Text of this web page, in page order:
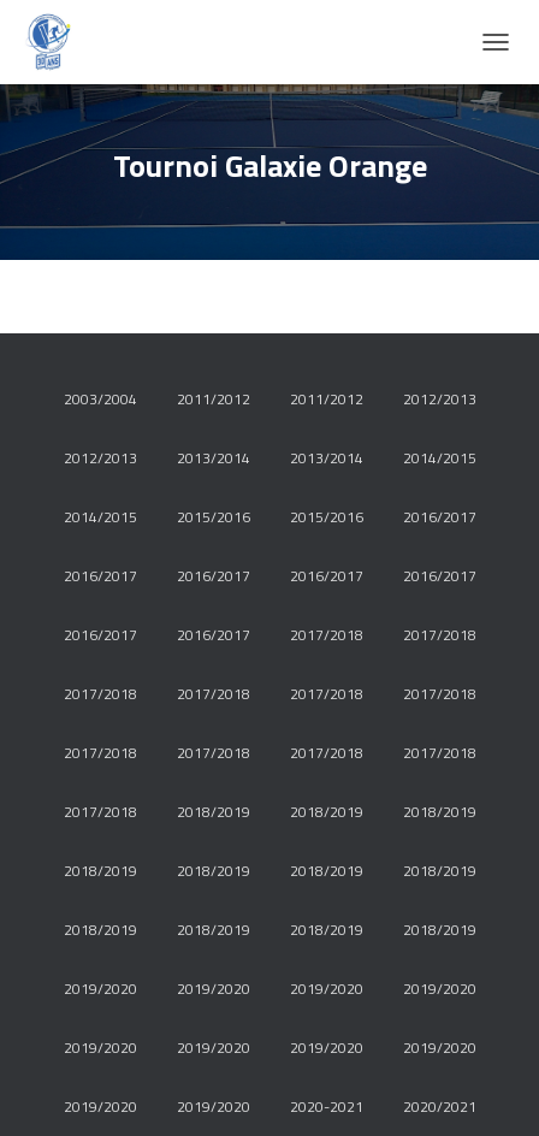
É
P
I
L
N
I
Tournoi Galaxie Orange
2003/2004 2011/2012 2011/2012 2012/2013
2012/2013 2013/2014 2013/2014 2014/2015
2014/2015 2015/2016 2015/2016 2016/2017
2016/2017 2016/2017 2016/2017 2016/2017
2016/2017 2016/2017 2017/2018 2017/2018
2017/2018 2017/2018 2017/2018 2017/2018
2017/2018 2017/2018 2017/2018 2017/2018
2017/2018 2018/2019 2018/2019 2018/2019
2018/2019 2018/2019 2018/2019 2018/2019
2018/2019 2018/2019 2018/2019 2018/2019
2019/2020 2019/2020 2019/2020 2019/2020
2019/2020 2019/2020 2019/2020 2019/2020
2019/2020 2019/2020 2020-2021 2020/2021